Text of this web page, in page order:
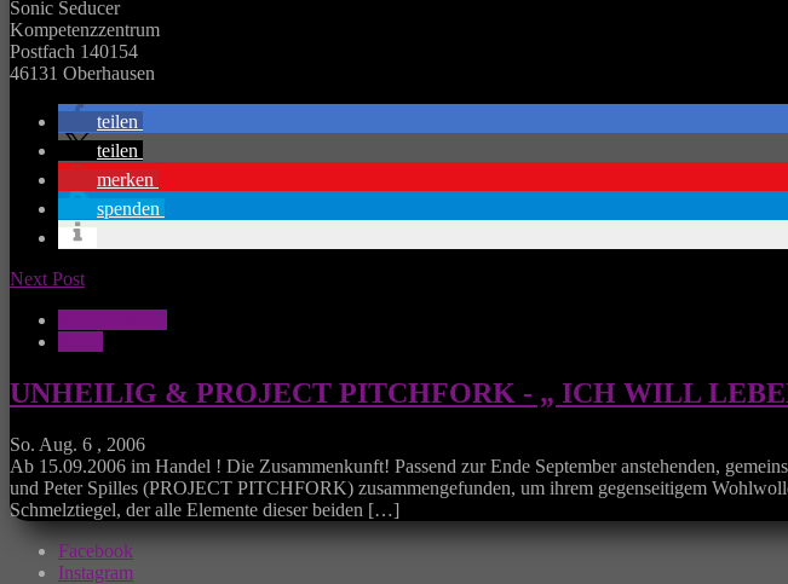
Sonic Seducer
Kompetenzzentrum
Postfach 140154
46131 Oberhausen
teilen
teilen
merken
spenden
Next Post
UNHEILIG & PROJECT PITCHFORK - „ ICH WILL
So. Aug. 6 , 2006
Ab 15.09.2006 im Handel ! Die Zusammenkunft! Passend zur Ende September anstehenden,
und Peter Spilles (PROJECT PITCHFORK) zusammengefunden, um ihrem gegenseitigem
Schmelztiegel, der alle Elemente dieser beiden […]
Facebook
Instagram